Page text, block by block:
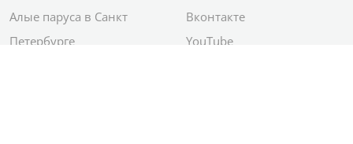
Алые паруса в Санкт
Петербурге
Вконтакте
YouTube